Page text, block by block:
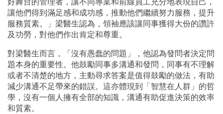
讓他們得到滿足感和成功感，推動他們繼續努力服務，提升
服務質素。」梁醫生認為，領袖應該讓同事獲得大份的讚許
及功勞，對他們作出肯定和尊重。
對梁醫生而言，「沒有愚蠢的問題」，他認為發問者決定問
題本身的重要性。他鼓勵同事多溝通和發問，同事有不理解
或者不清楚的地方，主動尋求答案是值得鼓勵的做法，有助
減少溝通不足帶來的錯誤。這亦體現到「智慧在人群」的哲
學，沒有一個人擁有全部的知識，溝通有助促進決策的效率
和質素。